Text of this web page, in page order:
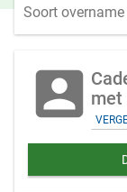
Soort overname
account_box met